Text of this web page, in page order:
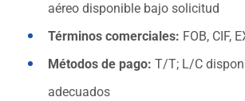
aéreo disponible bajo solicitud
Términos comerciales: FOB, CIF,
Métodos de pago: T/T; L/C
adecuados